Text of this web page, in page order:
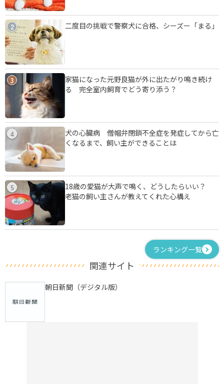
2 二度目の挑戦で警察犬に合格、シーズー「まる」
3
家猫になった元野良猫が外に出たがり鳴き続け
る 完全室内飼育でどう寄り添う？
4
犬の心臓病 僧帽弁閉鎖不全症を発症してから亡
くなるまで、飼い主ができることは
5
18歳の愛猫が大声で鳴く、どうしたらいい？
老猫の飼い主さんが教えてくれた心構え
ランキング一覧
関連サイト
朝日新聞（デジタル版）